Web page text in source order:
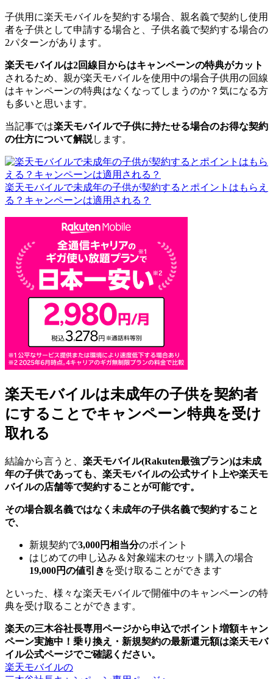
子供用に楽天モバイルを契約する場合、親名義で契約し使用
者を子供として申請する場合と、子供名義で契約する場合の
2パターンがあります。
楽天モバイルは2回線目からはキャンペーンの特典がカット
されるため、親が楽天モバイルを使用中の場合子供用の回線
はキャンペーンの特典はなくなってしまうのか？気になる方
も多いと思います。
当記事では楽天モバイルで子供に持たせる場合のお得な契約
の仕方について解説します。
楽天モバイルで未成年の子供が契約するとポイントはもらえ
る？キャンペーンは適用される？
楽天モバイルは未成年の子供を契約者
にすることでキャンペーン特典を受け
取れる
結論から言うと、 楽天モバイル(Rakuten最強プラン)は未成
年の子供であっても、楽天モバイルの公式サイト上や楽天モ
バイルの店舗等で契約することが可能です。
その場合親名義ではなく未成年の子供名義で契約すること
で、
新規契約で3,000円相当分のポイント
はじめての申し込み＆対象端末のセット購入の場合
19,000円の値引き を受け取ることができます
といった、様々な楽天モバイルで開催中のキャンペーンの特
典を受け取ることができます。
楽天の三木谷社長専用ページから申込でポイント増額キャン
ペーン実施中！乗り換え・新規契約の最新還元額は楽天モバ
イル公式ページでご確認ください。
楽天モバイルの